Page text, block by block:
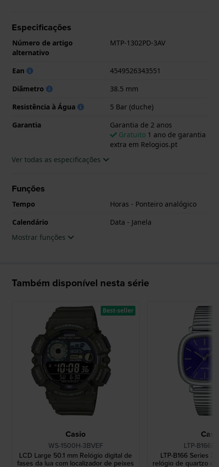
.
Especificações
Número de artigo
alternativo
MTP-1302PD-3AV
Ean
4549526343551
Diâmetro
38.5 mm
Resistência à Água
5 Bar (duche)
Garantia
Garantia de 2 anos
Gratuito 1 ano de garantia
extra em Relogios.pt
Ver todas as especificações
Funções
Tempo
Horas - Ponteiro analógico
Calendário
Data - Janela
Mostrar funções
Também disponível nesta série
Casio
WS-1500H-3BVEF
LCD Large 50.1 mm Relógio digital de
fases da lua com localizador de peixes
Best-seller
LTP-
LTP-B166 Series
relógio de quartzo